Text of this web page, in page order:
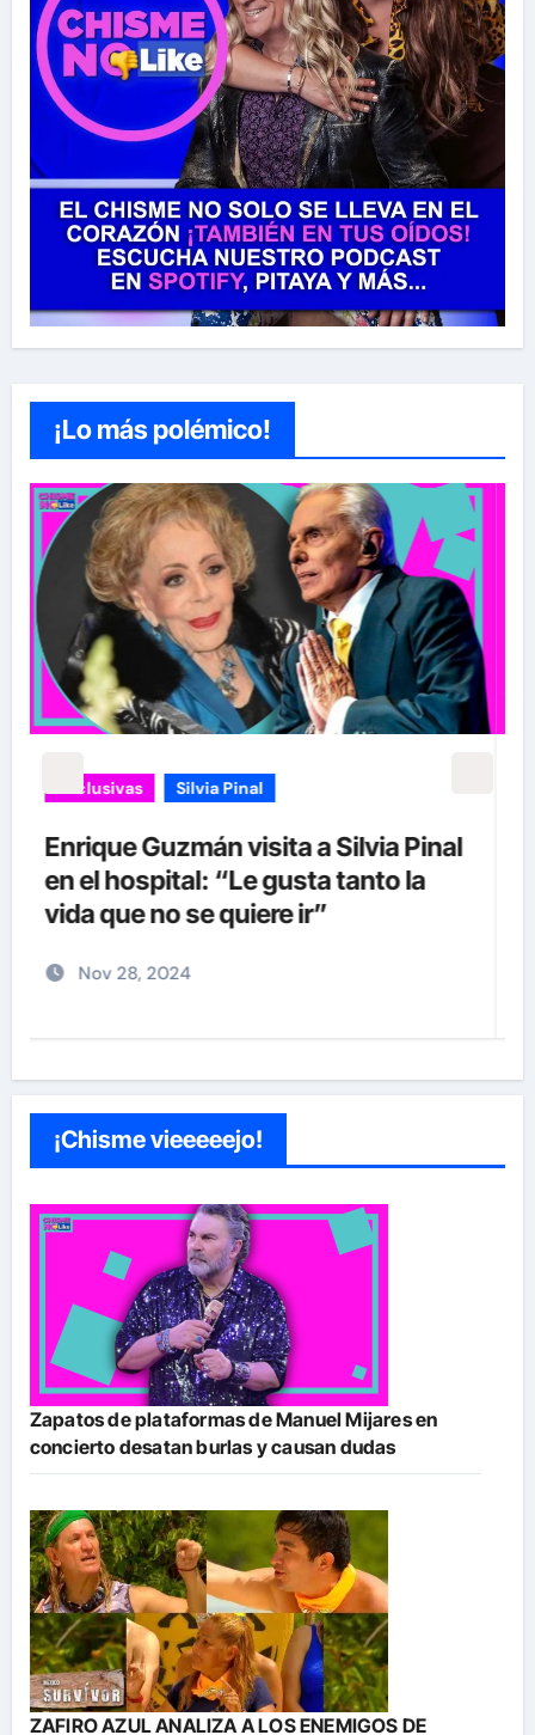
¡Lo más polémico!
Exclusivas Silvia Pinal
Luis Enrique Guzmán se sincera
sobre situación de Silvia Pinal y
declara: “Está en proceso de partir”
Nov 28, 2024
¡Chisme vieeeeejo!
Zapatos de plataformas de Manuel Mijares en
concierto desatan burlas y causan dudas
ZAFIRO AZUL ANALIZA A LOS ENEMIGOS DE